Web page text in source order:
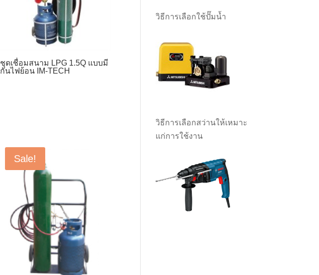
ชุดเชื่อมสนาม LPG 1.5Q แบบมี
กันไฟย้อน IM-TECH
Sale!
วิธีการเลือกใช้ปั๊มน้ำ
วิธีการเลือกสว่านให้เหมาะ
แก่การใช้งาน